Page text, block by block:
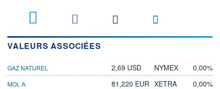
VALEURS ASSOCIÉES
GAZ NATUREL 2,69 USD NYMEX 0,00%
MOL A 81,220 EUR XETRA 0,00%